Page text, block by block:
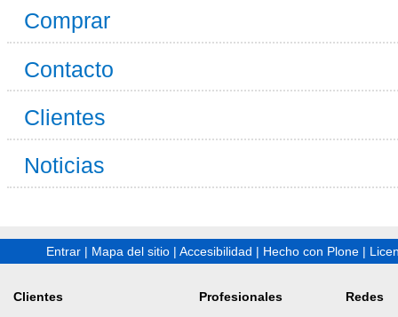
Comprar
Contacto
Clientes
Noticias
Entrar | Mapa del sitio | Accesibilidad | Hecho con Plone |
Clientes Profesionales Redes